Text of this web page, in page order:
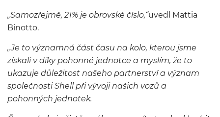
„Samozřejmě, 21% je obrovské číslo,“uvedl Mattia
Binotto.
„Je to významná část času na kolo, kterou jsme
získali v díky pohonné jednotce a myslím, že to
ukazuje důležitost našeho partnerství a význam
společnosti Shell při vývoji našich vozů a
pohonných jednotek.